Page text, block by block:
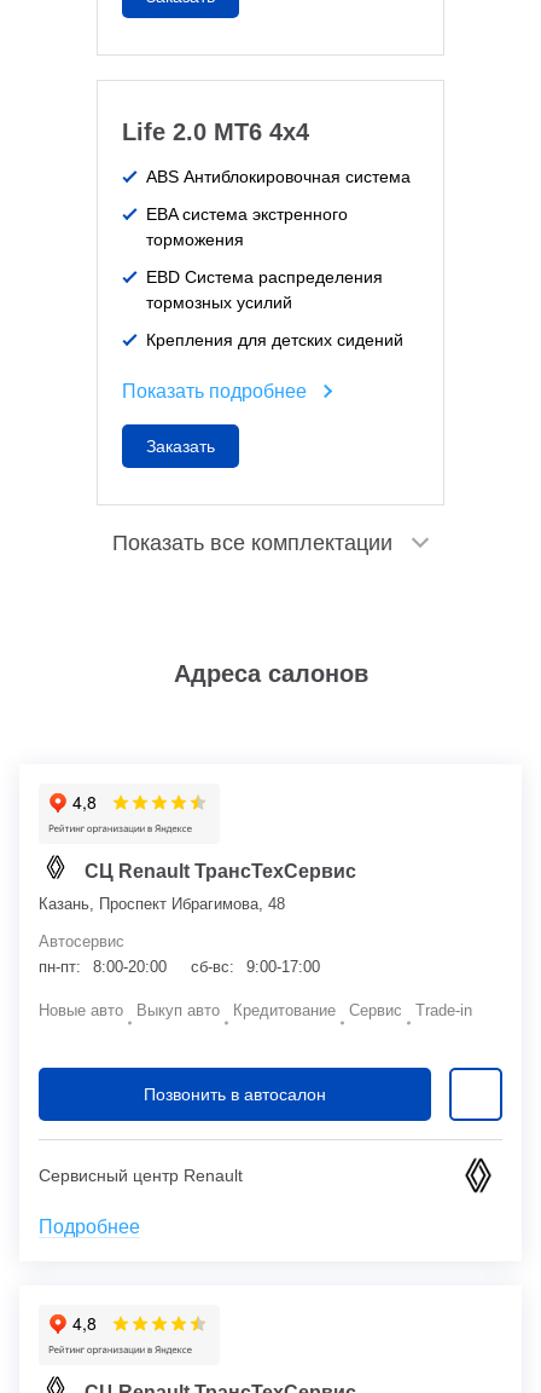
Life 2.0 MT6 4x4
ABS Антиблокировочная система
EBA система экстренного
торможения
EBD Система распределения
тормозных усилий
Крепления для детских сидений
Показать подробнее
Заказать
Показать все комплектации
Адреса салонов
СЦ Renault ТрансТехСервис
Казань, Проспект Ибрагимова, 48
Автосервис
пн-пт:
8:00-20:00 сб-вс: 9:00-17:00
Новые авто Выкуп авто Кредитование Сервис Trade-in
Позвонить в автосалон
Сервисный центр Renault
Подробнее